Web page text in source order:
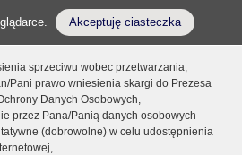
Akceptuję ciasteczka
sprzeciwu wobec przetwarzania,
Pani prawo wniesienia skargi do Prezesa
Danych Osobowych,
przez Pana/Panią danych osobowych
(dobrowolne) w celu udostępnienia